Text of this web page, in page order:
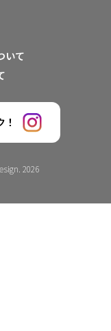
いて
2026